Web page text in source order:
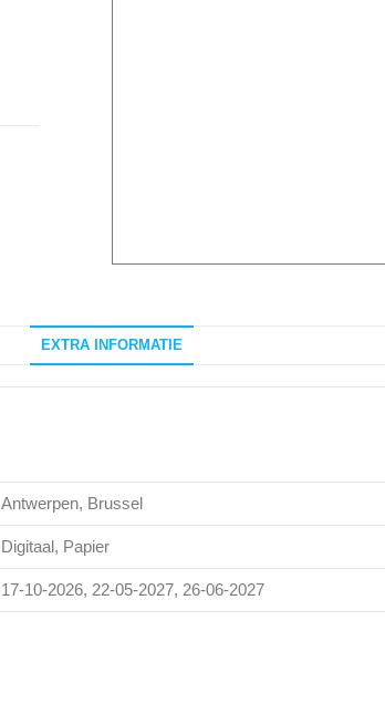
EXTRA INFORMATIE
Antwerpen, Brussel
Digitaal, Papier
17-10-2026, 22-05-2027, 26-06-2027